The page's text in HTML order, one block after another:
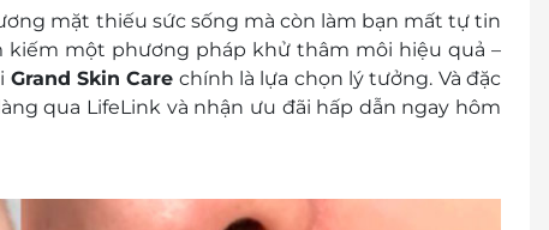
mặt thiếu sức sống mà còn làm bạn mất tự tin
kiếm một phương pháp khử thâm môi hiệu quả –
Grand Skin Care chính là lựa chọn lý tưởng. Và đặc
qua LifeLink và nhận ưu đãi hấp dẫn ngay hôm